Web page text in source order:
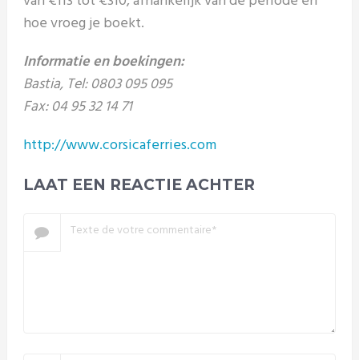
hoe vroeg je boekt.
Informatie en boekingen:
Bastia, Tel: 0803 095 095
Fax: 04 95 32 14 71
http://www.corsicaferries.com
LAAT EEN REACTIE ACHTER